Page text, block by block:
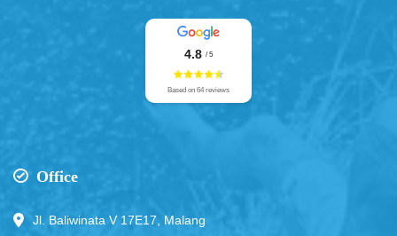
4.8 / 5
Based on 64 reviews
Office
Jl. Baliwinata V 17E17, Malang